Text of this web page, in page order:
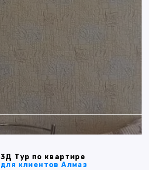
3Д Тур по квартире
для клиентов Алмаз